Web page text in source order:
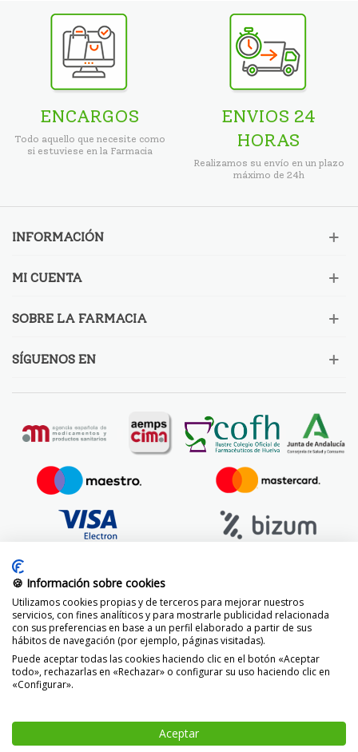
ENCARGOS
Todo aquello que necesite como
si estuviese en la Farmacia
ENVIOS 24
HORAS
Realizamos su envío en un plazo
máximo de 24h
INFORMACIÓN
MI CUENTA
SOBRE LA FARMACIA
SÍGUENOS EN
© 2014 -2026 FarmaciaVizcaíno.com
🍪 Información sobre cookies
Utilizamos cookies propias y de terceros para mejorar nuestros
servicios, con fines analíticos y para mostrarle publicidad relacionada
con sus preferencias en base a un perfil elaborado a partir de sus
hábitos de navegación (por ejemplo, páginas visitadas).
Puede aceptar todas las cookies haciendo clic en el botón «Aceptar
todo», rechazarlas en «Rechazar» o configurar su uso haciendo clic en
«Configurar».
Aceptar